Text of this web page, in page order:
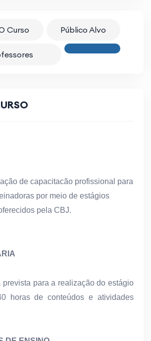
Curso Público Alvo
de capacitacão profissional para
por meio de estágios
pela CBJ.
prevista para a realização do estágio
horas de conteúdos e atividades